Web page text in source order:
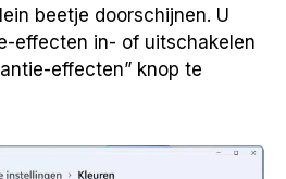
beetje doorschijnen. U
effecten in- of uitschakelen
effecten” knop te